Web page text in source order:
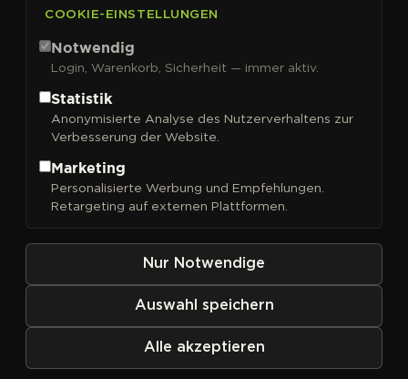
Bomb Seeds
Sortieren nach
COOKIE-EINSTELLUNGEN
Notwendig
Login, Warenkorb, Sicherheit — immer aktiv.
Statistik
Anonymisierte Analyse des Nutzerverhaltens zur
Verbesserung der Website.
Marketing
Personalisierte Werbung und Empfehlungen.
Retargeting auf externen Plattformen.
Nur Notwendige
Auswahl speichern
Alle akzeptieren